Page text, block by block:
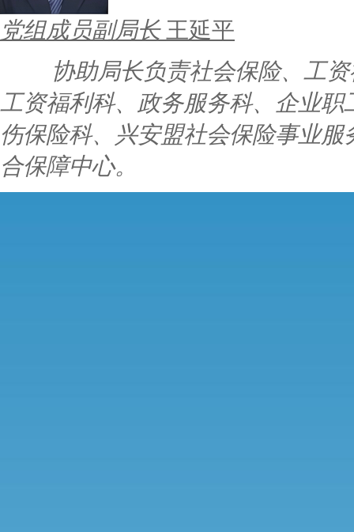
党组成员副局长 王延平
协助局长负责社会保险、工
工资福利科、政务服务科、企业
伤保险科、兴安盟社会保险事业
合保障中心。